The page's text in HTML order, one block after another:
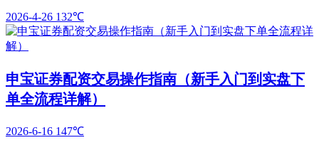
2026-4-26 132℃
申宝证券配资交易操作指南（新手入门到实盘下
单全流程详解）
2026-6-16 147℃